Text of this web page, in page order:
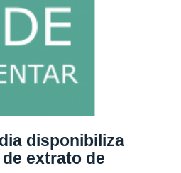
disponibiliza
extrato de